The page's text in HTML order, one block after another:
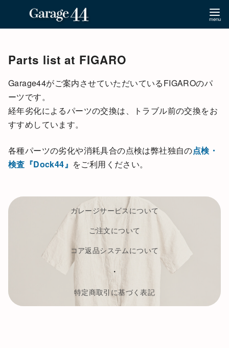
Parts list at FIGARO
Garage44がご案内させていただいているFIGAROのパ
ーツです。
経年劣化によるパーツの交換は、トラブル前の交換をお
すすめしています。
各種パーツの劣化や消耗具合の点検は弊社独自の点検・
検査『Dock44』 をご利用ください。
ガレージサービスについて
ご注文について
コア返品システムについて
・
特定商取引に基づく表記